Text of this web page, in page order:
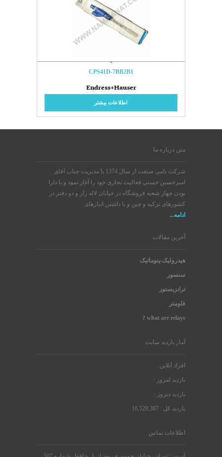
CPS41D-7BB2B1
Endress+Hauser
اطلاعات بیشتر
متن درباره ما
شرکت نامی صنعت از سال 1374 با مدیریت جناب آقای
امیرحسین حسنی فعالیت تجاری خود را آغار نمود و با دارا
بودن چهار شعبه فروشگاه در خیابان لاله زار و دو دفتر در
کشورهای ترکیه و چین و با داشتن انبارهای
ادامه...
آخرین مقالات
هیدرولیک-پنوماتیک
سنسور
ترانزیستور
فلومتر
what are relays ?
آمار بازدید سایت
افراد آنلاین :
بازدید امروز :
بازدید دیروز :
بازدید کل : 16,528,387
اطلاعات تماس